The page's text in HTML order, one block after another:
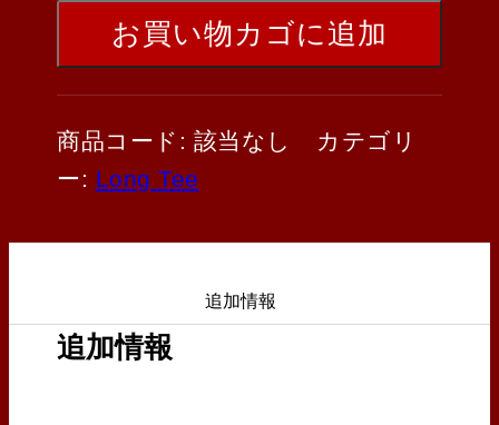
お買い物カゴに追加
商品コード: 該当なし
カテゴリ
ー: Long Tee
追加情報
追加情報